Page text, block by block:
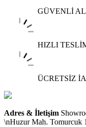
GÜVENLİ
HIZLI
ÜCRETSİZ
Adres & İletişim
\nHuzur Mah. Tomurcuk